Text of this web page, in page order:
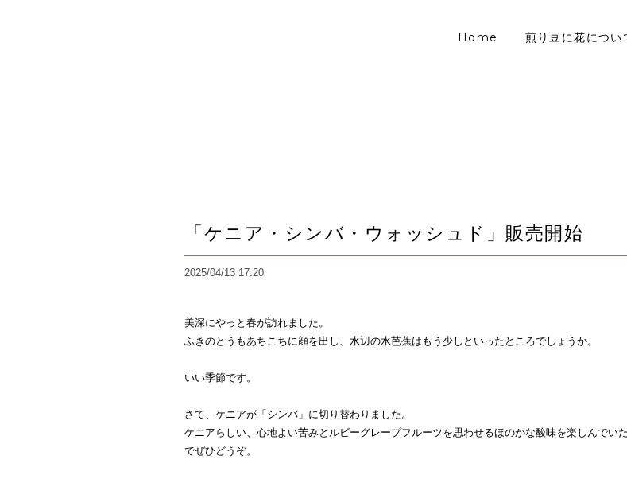
Home 煎り豆に花につい
「ケニア・シンバ・ウォッシュド」販売開始
2025/04/13 17:20
美深にやっと春が訪れました。
ふきのとうもあちこちに顔を出し、水辺の水芭蕉はもう少しといったところでしょうか。
いい季節です。
さて、ケニアが「シンバ」に切り替わりました。
ケニアらしい、心地よい苦みとルビーグレープフルーツを思わせるほのかな酸味を楽しんでい
でぜひどうぞ。